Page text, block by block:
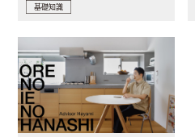
基礎知識